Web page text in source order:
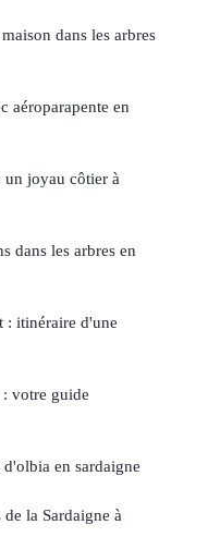
dans les arbres
aéroparapente en
un joyau côtier à
dans les arbres en
: itinéraire d'une
: votre guide
en sardaigne
la Sardaigne à